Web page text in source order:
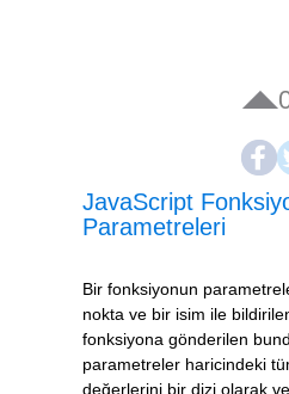
JavaScript
Parametreleri
Bir fonksiyonun
nokta ve bir isim ile
fonksiyona gönderilen
parametreler haricindeki
değerlerini bir dizi olarak